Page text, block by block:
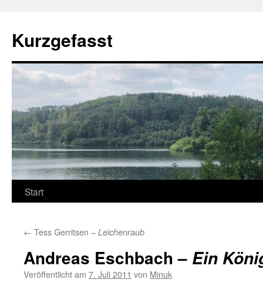
springen
Kurzgefasst
Start
← Tess Gerritsen – Leichenraub
Andreas Eschbach – Ein
Veröffentlicht am 7. Juli 2011 von Minuk